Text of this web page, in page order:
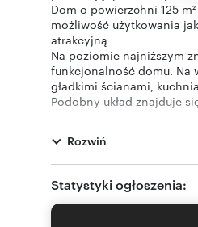
Dom o powierzchni 125
możliwość użytkowania
atrakcyjną
Na poziomie najniższym
funkcjonalność domu. Na
gładkimi ścianami,
Podobny układ znajduje
termiczną
Nieruchomość posiada
gazowym Junkers
wyboru najbardziej
Budynek wybudowany
Rozwiń
Statystyki ogłoszenia: